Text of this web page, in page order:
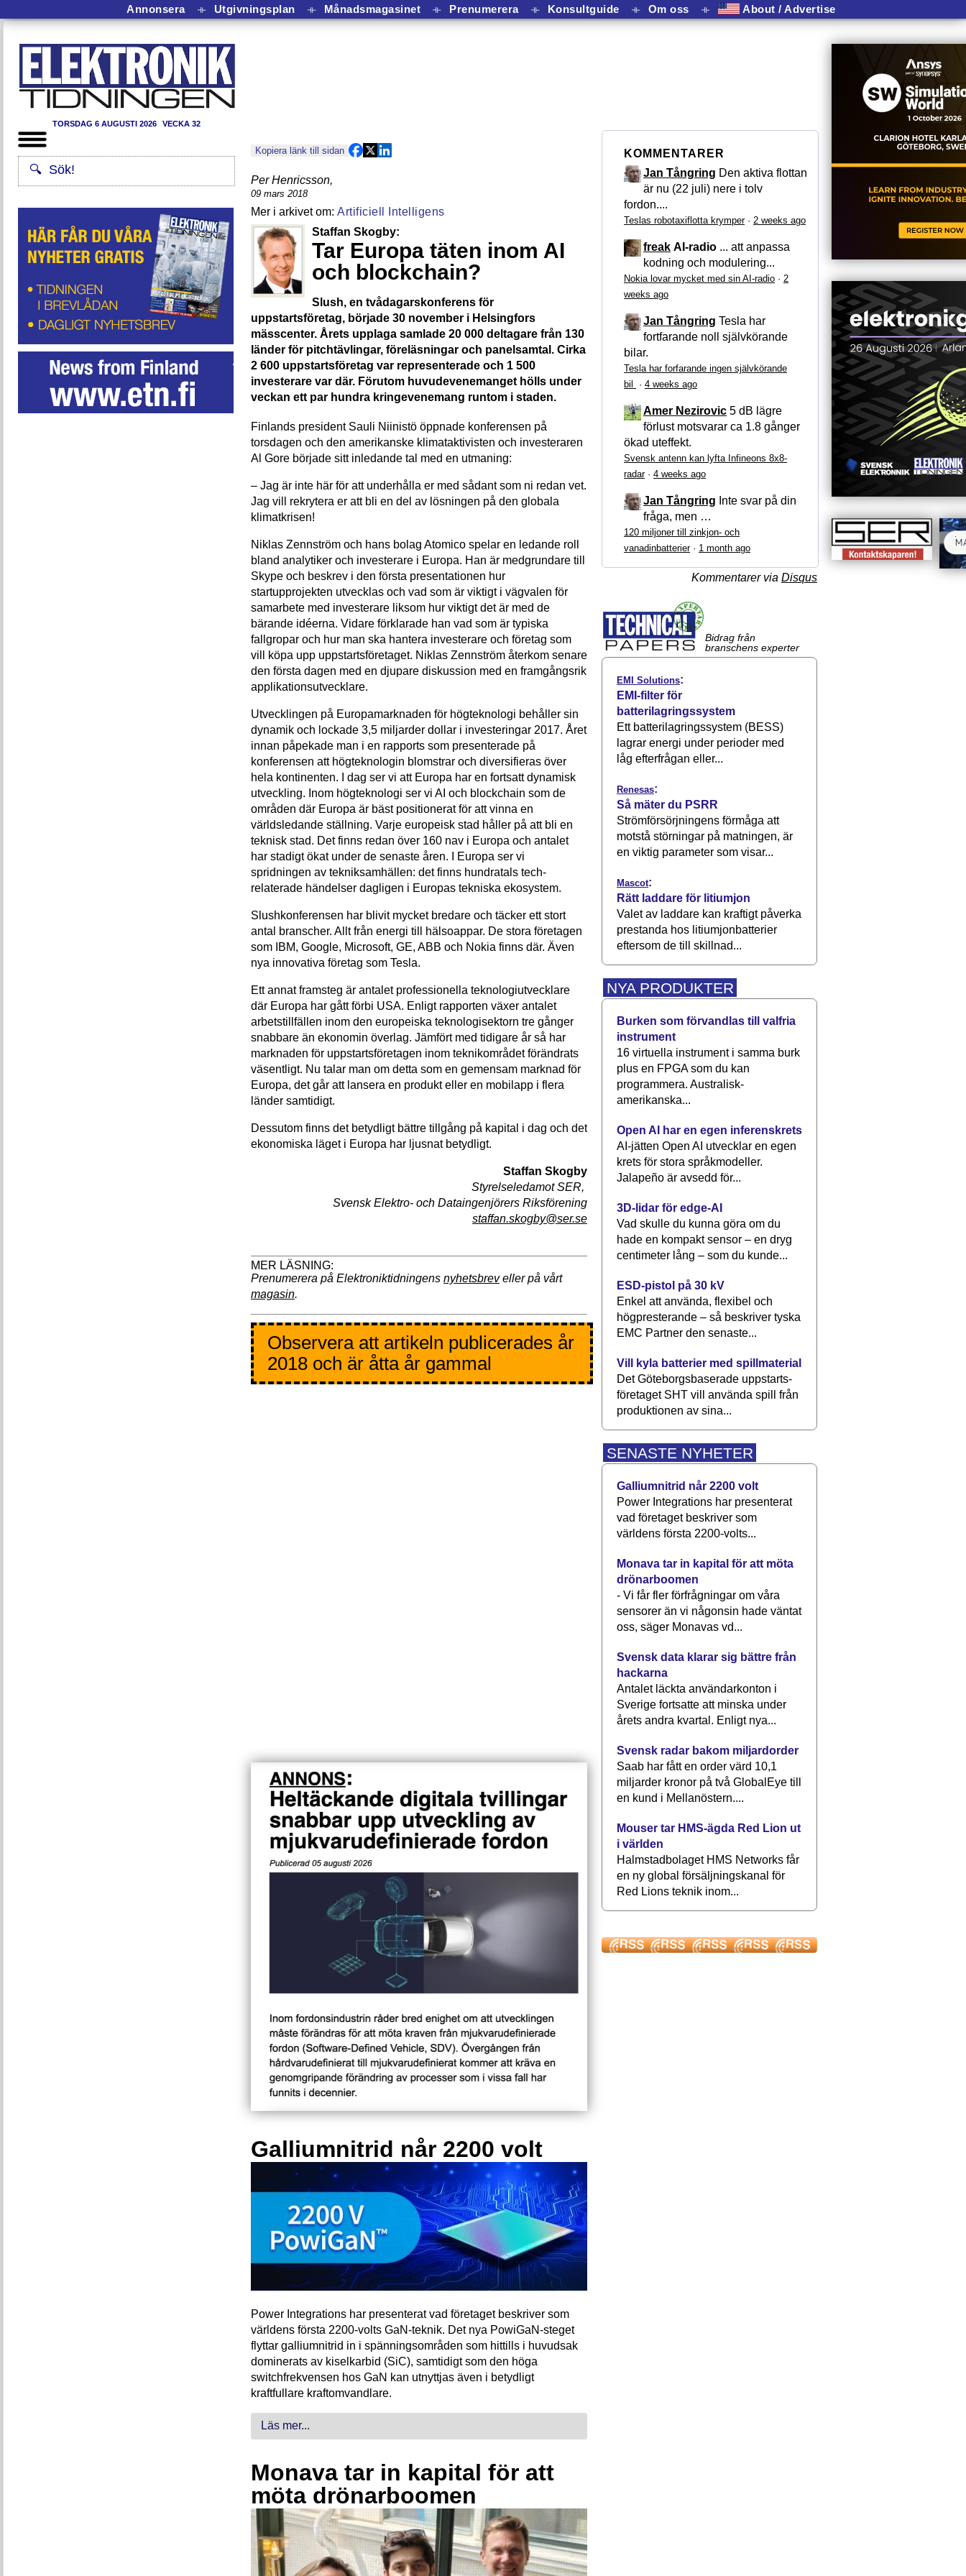
Annonsera ⟛ Utgivningsplan ⟛ Månadsmagasinet ⟛ Prenumerera ⟛ Konsultguide ⟛ Om oss ⟛ About / Advertise
TORSDAG 6 AUGUSTI 2026 VECKA 32
Kopiera länk till sidan
Per Henricsson,
09 mars 2018
Artificiell Intelligens
Staffan Skogby:
Tar Europa täten inom AI
och blockchain?
Slush, en tvådagarskonferens för
uppstartsföretag, började 30 november i Helsingfors
mässcenter. Årets upplaga samlade 20 000 deltagare från 130
länder för pitchtävlingar, föreläsningar och panelsamtal. Cirka
2 600 uppstartsföretag var representerade och 1 500
investerare var där. Förutom huvudevenemanget hölls under
veckan ett par hundra kringevenemang runtom i staden.
Finlands president Sauli Niinistö öppnade konferensen på
torsdagen och den amerikanske klimataktivisten och investeraren
Al Gore började sitt inledande tal med en utmaning:
– Jag är inte här för att underhålla er med sådant som ni redan vet.
Jag vill rekrytera er att bli en del av lösningen på den globala
klimatkrisen!
Niklas Zennström och hans bolag Atomico spelar en ledande roll
bland analytiker och investerare i Europa. Han är medgrundare till
Skype och beskrev i den första presentationen hur
startupprojekten utvecklas och vad som är viktigt i vägvalen för
samarbete med investerare liksom hur viktigt det är med de
bärande idéerna. Vidare förklarade han vad som är typiska
fallgropar och hur man ska hantera investerare och företag som
vill köpa upp uppstartsföretaget. Niklas Zennström återkom senare
den första dagen med en djupare diskussion med en framgångsrik
applikations­utvecklare.
Utvecklingen på Europamarknaden för högteknologi ­behåller sin
dynamik och lockade 3,5 miljarder dollar i investeringar 2017. Året
innan påpekade man i en rapports som presenterade på
konferensen att högteknologin blomstrar och diversifieras över
hela kontinenten. I dag ser vi att Europa har en fortsatt dynamisk
utveckling. Inom högteknologi ser vi AI och blockchain som de
områden där Europa är bäst positionerat för att vinna en
världsledande ställning. Varje europeisk stad håller på att bli en
teknisk stad. Det finns redan över 160 nav i Europa och antalet
har stadigt ökat under de senaste åren. I Europa ser vi
spridningen av tekniksamhällen: det finns hundratals tech-
relaterade händelser dagligen i Europas tekniska ekosystem.
Slushkonferensen har blivit mycket bredare och täcker ett stort
antal branscher. Allt från energi till hälsoappar. De stora företagen
som IBM, Google, Microsoft, GE, ABB och Nokia finns där. Även
nya innovativa företag som Tesla.
Ett annat framsteg är antalet professionella ­teknologiutvecklare
där Europa har gått förbi USA. Enligt rapporten växer antalet
arbetstillfällen inom den europeiska teknologisektorn tre gånger
snabbare än ekonomin överlag. Jämfört med tidigare år så har
marknaden för uppstartsföretagen inom teknikområdet för­ändrats
väsentligt. Nu talar man om detta som en gemensam marknad för
Europa, det går att lansera en produkt eller en mobilapp i flera
länder samtidigt.
Dessutom finns det betydligt bättre tillgång på kapital i dag och det
ekonomiska läget i Europa har ljusnat betydligt.
Staffan Skogby
Styrelseledamot SER,
Svensk Elektro- och Dataingenjörers Riksförening
staffan.skogby@ser.se
Prenumerera på Elektroniktidningens nyhetsbreveller på vårt
magasin.
Observera att artikeln publicerades år
2018 och är åtta år gammal
Galliumnitrid når 2200 volt
Power Integrations har presenterat vad företaget beskriver som
världens första 2200-volts GaN-teknik. Det nya PowiGaN-steget
flyttar galliumnitrid in i spänningsområden som hittills i huvudsak
dominerats av kiselkarbid (SiC), samtidigt som den höga
switchfrekvensen hos GaN kan utnyttjas även i betydligt
kraftfullare kraftomvandlare.
Läs mer...
Monava tar in kapital för att
möta drönarboomen
KOMMENTARER
Jan Tångring Den aktiva flottan
är nu (22 juli) nere i tolv
fordon....
Teslas robotaxiflotta krymper· 2 weeks ago
freak AI-radio ... att anpassa
kodning och modulering...
Nokia lovar mycket med sin AI-radio · 2
weeks ago
Jan Tångring Tesla har
fortfarande noll självkörande
bilar.
Tesla har forfarande ingen självkörande
bil
· 4 weeks ago
Amer Nezirovic 5 dB lägre
förlust motsvarar ca 1.8 gånger
ökad uteffekt.
Svensk antenn kan lyfta Infineons 8x8-
radar· 4 weeks ago
Jan Tångring Inte svar på din
fråga, men …
120 miljoner till zinkjon- och
vanadinbatterier· 1 month ago
Kommentarer via Disqus
Bidrag från
branschens experter
EMI Solutions:
EMI-filter för
batterilagringssystem
Ett batterilagringssystem (BESS)
lagrar energi under perioder med
låg efterfrågan eller...
Renesas:
Så mäter du PSRR
Strömförsörjningens förmåga att
motstå störningar på matningen, är
en viktig parameter som visar...
Mascot:
Rätt laddare för litiumjon
Valet av laddare kan kraftigt påverka
prestanda hos litiumjonbatterier
eftersom de till skillnad...
NYA PRODUKTER
Burken som förvandlas till valfria
instrument
16 virtuella instrument i samma burk
plus en FPGA som du kan
programmera. Australisk-
amerikanska...
Open AI har en egen inferenskrets
AI-jätten Open AI utvecklar en egen
krets för stora språkmodeller.
Jalapeño är avsedd för...
3D-lidar för edge-AI
Vad skulle du kunna göra om du
hade en kompakt sensor – en dryg
centimeter lång – som du kunde...
ESD-pistol på 30 kV
Enkel att använda, flexibel och
högpresterande – så beskriver tyska
EMC Partner den senaste...
Vill kyla batterier med spillmaterial
Det Göteborgsbaserade upp­starts­
företaget SHT vill använda spill från
produktionen av sina...
SENASTE NYHETER
Galliumnitrid når 2200 volt
Power Integrations har presenterat
vad företaget beskriver som
världens första 2200-volts...
Monava tar in kapital för att möta
drönarboomen
- Vi får fler förfrågningar om våra
sensorer än vi någonsin hade väntat
oss, säger Monavas vd...
Svensk data klarar sig bättre från
hackarna
Antalet läckta användarkonton i
Sverige fortsatte att minska under
årets andra kvartal. Enligt nya...
Svensk radar bakom miljardorder
Saab har fått en order värd 10,1
miljarder kronor på två GlobalEye till
en kund i Mellanöstern....
Mouser tar HMS-ägda Red Lion ut
i världen
Halmstadbolaget HMS Networks får
en ny global försäljningskanal för
Red Lions teknik inom...